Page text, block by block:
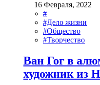
16 Февраля, 2022
#
#Дело жизни
#Общество
#Творчество
Ван Гог в
художник из